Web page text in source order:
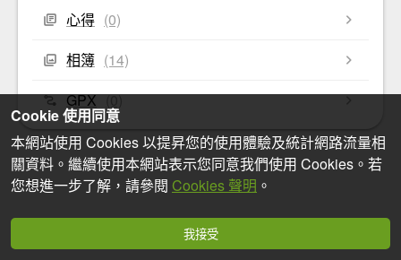
心得 (0)
相簿 (14)
GPX (0)
Cookie 使用同意
本網站使用 Cookies 以提昇您的使用體驗及統計網路流量相
關資料。繼續使用本網站表示您同意我們使用 Cookies。若
您想進一步了解，請參閱 Cookies 聲明 。
我接受